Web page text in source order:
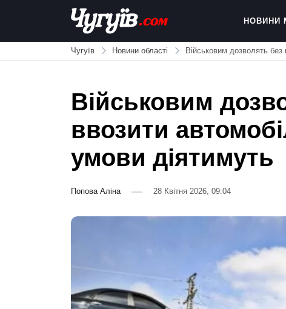
Chuguiv
НОВИНИ
Чугуїв Новини області Військовим дозволять без
Військовим
ввозити
умови діятимуть
Попова Аліна 28 Квітня 2026, 09:04